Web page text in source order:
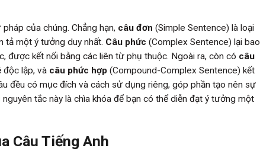
của chúng. Chẳng hạn, câu đơn (Simple Sentence) là loại
tả một ý tưởng duy nhất. Câu phức (Complex Sentence) lại bao
được kết nối bằng các liên từ phụ thuộc. Ngoài ra, còn có câu
độc lập, và câu phức hợp (Compound-Complex Sentence) kết
đều có mục đích và cách sử dụng riêng, góp phần tạo nên sự
tắc này là chìa khóa để bạn có thể diễn đạt ý tưởng một
Câu Tiếng Anh